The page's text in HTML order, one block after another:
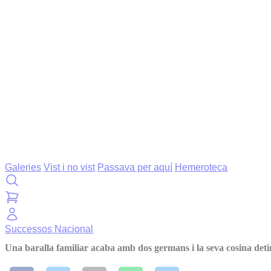
Galeries Vist i no vist Passava per aquí Hemeroteca
Successos Nacional
Una baralla familiar acaba amb dos germans i la seva cosina